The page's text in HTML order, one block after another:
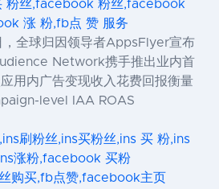
粉丝,facebook 粉丝,facebook
涨 粉,fb点 赞 服务
，全球归因领导者AppsFlyer宣布
Network携手推出业内首
用内广告变现收入花费回报衡量
level IAA ROAS
刷粉丝,ins买粉丝,ins 买 粉,ins
涨粉,facebook 买粉
购买,fb点赞,facebook主页